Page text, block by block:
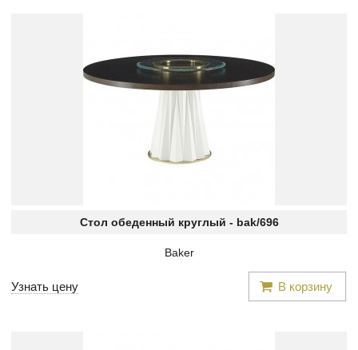
Стол обеденный круглый - bak/696
Baker
Узнать цену В корзину